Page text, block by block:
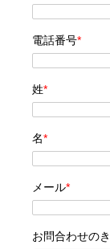
電話番号*
姓*
名*
メール*
お問合わせの